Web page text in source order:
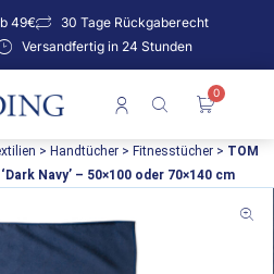
49€
30 Tage Rückgaberecht
Versandfertig in 24 Stunden
0
> Handtücher > Fitnesstücher > TOM
Navy’ – 50×100 oder 70×140 cm